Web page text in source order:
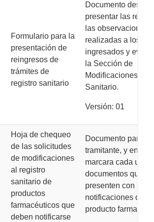
Formulario para la
presentación de
reingresos de
trámites de
registro sanitario
Documento
presentar las
las observaciones
realizadas a los
ingresados y
la Sección de
Modificaciones al
Sanitario.
Versión: 01
Hoja de chequeo
de las solicitudes
de modificaciones
al registro
sanitario de
productos
farmacéuticos que
deben notificarse
Documento para
tramitante, y en el
marcara cada uno
documentos que se
presenten con la
notificaciones de
producto